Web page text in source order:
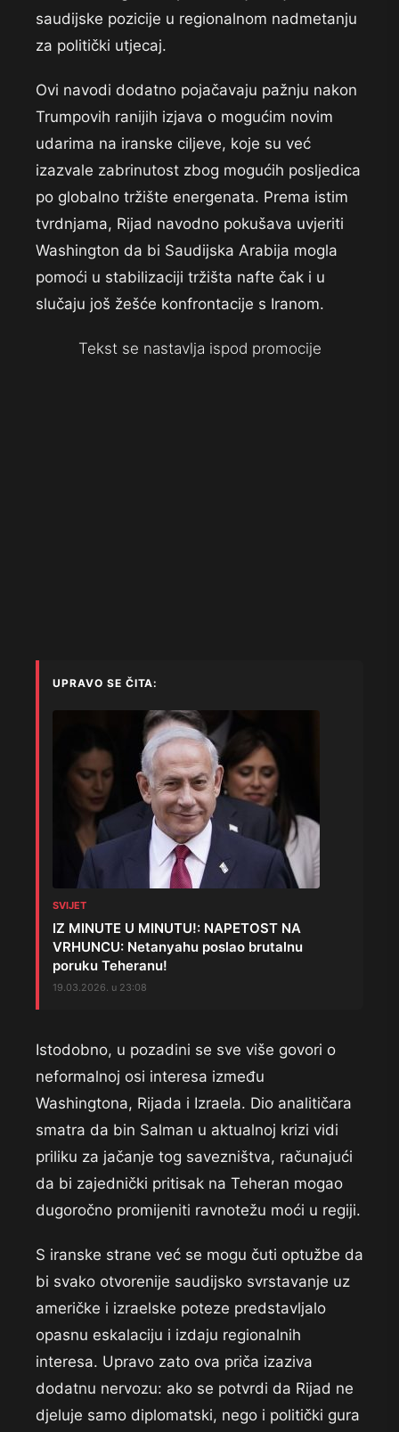
saudijske pozicije u regionalnom nadmetanju
za politički utjecaj.
Ovi navodi dodatno pojačavaju pažnju nakon
Trumpovih ranijih izjava o mogućim novim
udarima na iranske ciljeve, koje su već
izazvale zabrinutost zbog mogućih posljedica
po globalno tržište energenata. Prema istim
tvrdnjama, Rijad navodno pokušava uvjeriti
Washington da bi Saudijska Arabija mogla
pomoći u stabilizaciji tržišta nafte čak i u
slučaju još žešće konfrontacije s Iranom.
Tekst se nastavlja ispod promocije
UPRAVO SE ČITA:
SVIJET
IZ MINUTE U MINUTU!: NAPETOST NA
VRHUNCU: Netanyahu poslao brutalnu
poruku Teheranu!
19.03.2026. u 23:08
Istodobno, u pozadini se sve više govori o
neformalnoj osi interesa između
Washingtona, Rijada i Izraela. Dio analitičara
smatra da bin Salman u aktualnoj krizi vidi
priliku za jačanje tog savezništva, računajući
da bi zajednički pritisak na Teheran mogao
dugoročno promijeniti ravnotežu moći u regiji.
S iranske strane već se mogu čuti optužbe da
bi svako otvorenije saudijsko svrstavanje uz
američke i izraelske poteze predstavljalo
opasnu eskalaciju i izdaju regionalnih
interesa. Upravo zato ova priča izaziva
dodatnu nervozu: ako se potvrdi da Rijad ne
djeluje samo diplomatski, nego i politički gura